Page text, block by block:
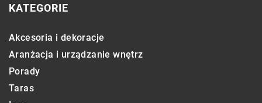
KATEGORIE
Akcesoria i dekoracje
Aranżacja i urządzanie wnętrz
Porady
Taras